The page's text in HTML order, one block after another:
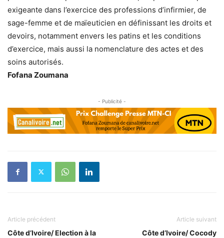
exigeante dans l’exercice des professions d’infirmier, de
sage-femme et de maïeuticien en définissant les droits et
devoirs, notamment envers les patins et les conditions
d’exercice, mais aussi la nomenclature des actes et des
soins autorisés.
Fofana Zoumana
- Publicité -
Article précédent
Côte d’Ivoire/ Election à la
Article suivant
Côte d’Ivoire/ Cocody